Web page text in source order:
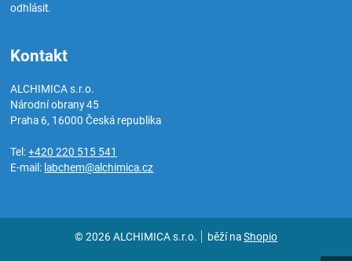
odhlásit.
Kontakt
ALCHIMICA s.r.o.
Národní obrany 45
Praha 6, 16000Česká republika
Tel:+420 220 515 541
E-mail: labchem@alchimica.cz
© 2026 ALCHIMICA s.r.o. běží naShopio